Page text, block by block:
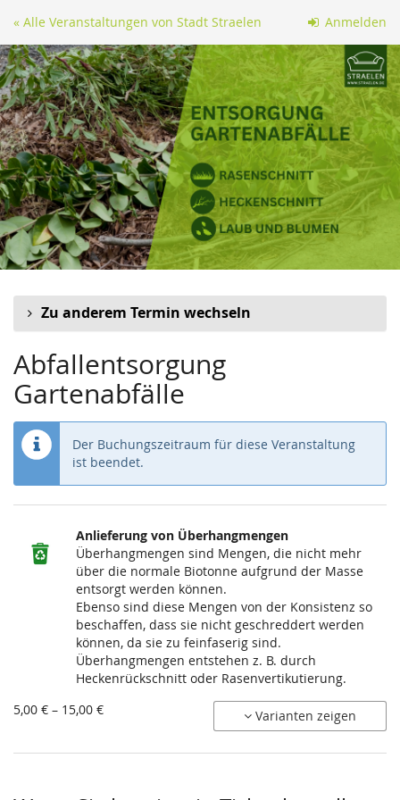
Zum
Inhalt
springen
Anmelden
« Alle Veranstaltungen von Stadt Straelen
Zu anderem Termin wechseln
Abfallentsorgung
Gartenabfälle
Der Buchungszeitraum für diese Veranstaltung
ist beendet.
Produkte
Unkategorisierte
Produkte
Anlieferung von Überhangmengen
Überhangmengen sind Mengen, die nicht mehr
über die normale Biotonne aufgrund der Masse
entsorgt werden können.
Ebenso sind diese Mengen von der Konsistenz so
beschaffen, dass sie nicht geschreddert werden
können, da sie zu feinfaserig sind.
Überhangmengen entstehen z. B. durch
Heckenrückschnitt oder Rasenvertikutierung.
von
5,00 € – 15,00 € Varianten zeigen